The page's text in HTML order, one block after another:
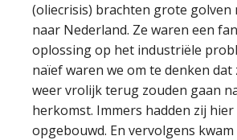
(oliecrisis) brachten grote golven
naar Nederland. Ze waren een
oplossing op het industriële
naïef waren we om te denken dat
weer vrolijk terug zouden gaan
herkomst. Immers hadden zij hier
opgebouwd. En vervolgens kwam